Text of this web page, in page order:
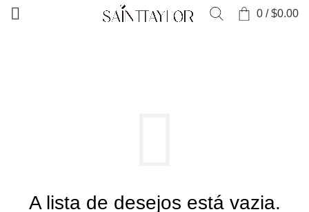
0 / $0.00
A lista de desejos está vazia.